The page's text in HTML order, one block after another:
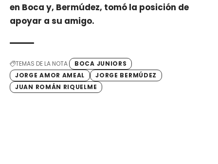
en Boca y, Bermúdez, tomó la posición de
apoyar a su amigo.
TEMAS DE LA NOTA
BOCA JUNIORS
JORGE AMOR AMEAL
JORGE BERMÚDEZ
JUAN ROMÁN RIQUELME